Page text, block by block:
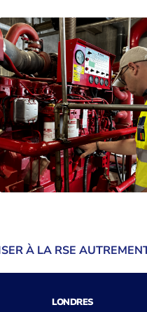
LONDRES